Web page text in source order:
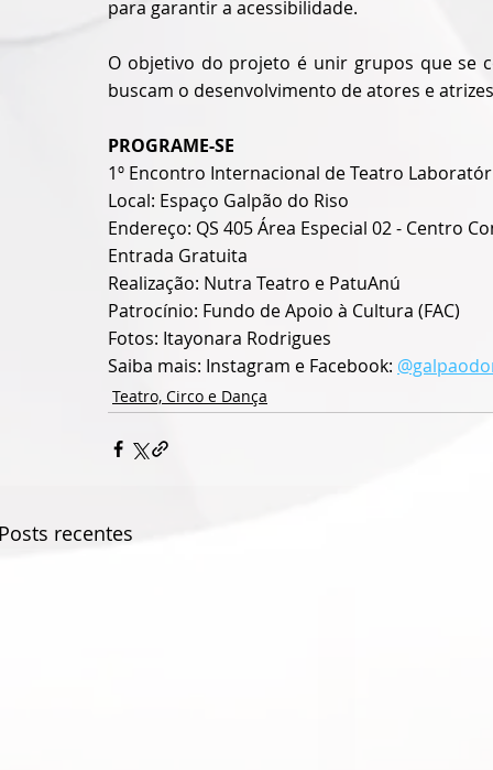
para garantir a acessibilidade.
O objetivo do projeto é unir grupos que se
buscam o desenvolvimento de atores e
PROGRAME-SE
1º Encontro Internacional de Teatro
Local: Espaço Galpão do Riso
Endereço: QS 405 Área Especial 02 - Centro
Entrada Gratuita
Realização: Nutra Teatro e PatuAnú
Patrocínio: Fundo de Apoio à Cultura (FAC)
Fotos: Itayonara Rodrigues
Saiba mais: Instagram e Facebook:
Teatro, Circo e Dança
recentes